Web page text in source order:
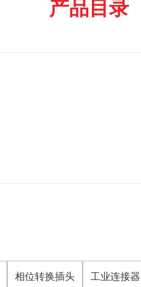
产品目录
相位转换插头 工业连接器